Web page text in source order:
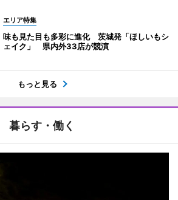
エリア特集
味も見た目も多彩に進化 茨城発「ほしいもシ
ェイク」 県内外33店が競演
もっと見る
暮らす・働く